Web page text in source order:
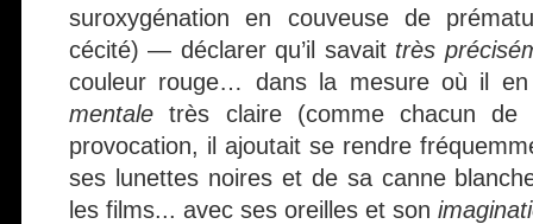
suroxygénation en couveuse de
cécité) — déclarer qu’il savait très
couleur rouge… dans la mesure où il
mentale très claire (comme chacun
provocation, il ajoutait se rendre
ses lunettes noires et de sa canne
les films... avec ses oreilles et son